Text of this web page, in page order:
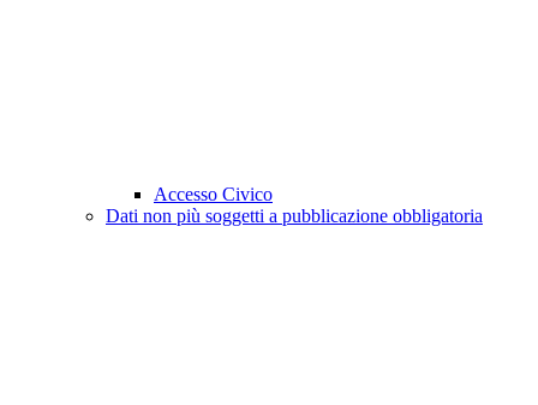
Accesso Civico
Dati non più soggetti a pubblicazione obbligatoria